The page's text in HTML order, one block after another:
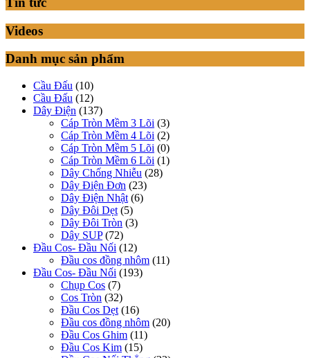
Videos
Danh mục sản phẩm
Cầu Đấu (10)
Cầu Đấu (12)
Dây Điện (137)
Cáp Tròn Mềm 3 Lõi (3)
Cáp Tròn Mềm 4 Lõi (2)
Cáp Tròn Mềm 5 Lõi (0)
Cáp Tròn Mềm 6 Lõi (1)
Dây Chống Nhiễu (28)
Dây Điện Đơn (23)
Dây Điện Nhật (6)
Dây Đôi Dẹt (5)
Dây Đôi Tròn (3)
Dây SUP (72)
Đầu Cos- Đầu Nối (12)
Đầu cos đồng nhôm (11)
Đầu Cos- Đầu Nối (193)
Chụp Cos (7)
Cos Tròn (32)
Đầu Cos Dẹt (16)
Đầu cos đồng nhôm (20)
Đầu Cos Ghim (11)
Đầu Cos Kim (15)